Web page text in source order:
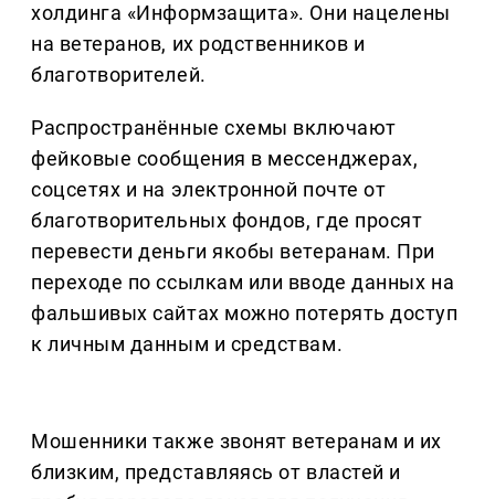
холдинга «Информзащита». Они нацелены
на ветеранов, их родственников и
благотворителей.
Распространённые схемы включают
фейковые сообщения в мессенджерах,
соцсетях и на электронной почте от
благотворительных фондов, где просят
перевести деньги якобы ветеранам. При
переходе по ссылкам или вводе данных на
фальшивых сайтах можно потерять доступ
к личным данным и средствам.
Мошенники также звонят ветеранам и их
близким, представляясь от властей и